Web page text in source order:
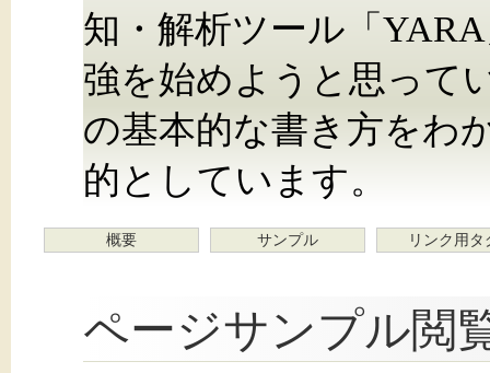
知・解析ツール「
強を始めようと思って
の基本的な書き⽅をわ
的としています。
概要 サンプル リンク用タ
ページサンプル閲